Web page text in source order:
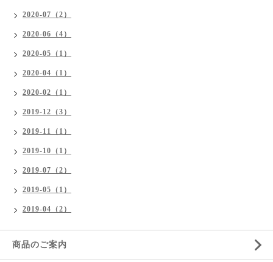
2020-07（2）
2020-06（4）
2020-05（1）
2020-04（1）
2020-02（1）
2019-12（3）
2019-11（1）
2019-10（1）
2019-07（2）
2019-05（1）
2019-04（2）
商品のご案内